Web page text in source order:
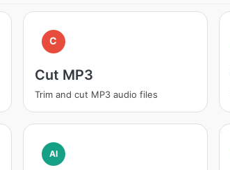
C
Cut MP3
Trim and cut MP3 audio files
AI